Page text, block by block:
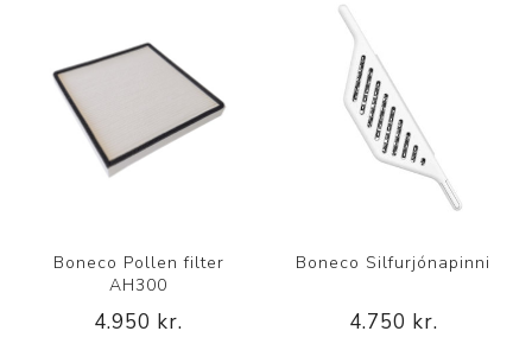
Boneco Pollen filter
AH300
4.950 kr.
Boneco Silfurjónapinni
4.750 kr.